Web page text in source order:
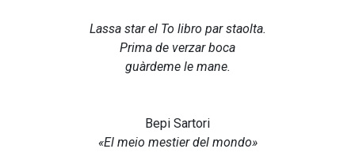
Lassa star el To libro par staolta.
Prima de verzar boca
guàrdeme le mane.
Bepi Sartori
«El meio mestier del mondo»